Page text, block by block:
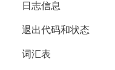
日志信息
退出代码和状态
词汇表